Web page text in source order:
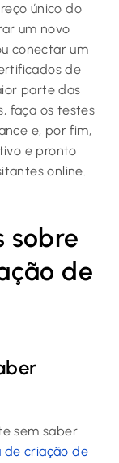
único do
um novo
conectar um
de
parte das
faça os testes
e, por fim,
e pronto
online.
sobre
de
sem saber
criação de